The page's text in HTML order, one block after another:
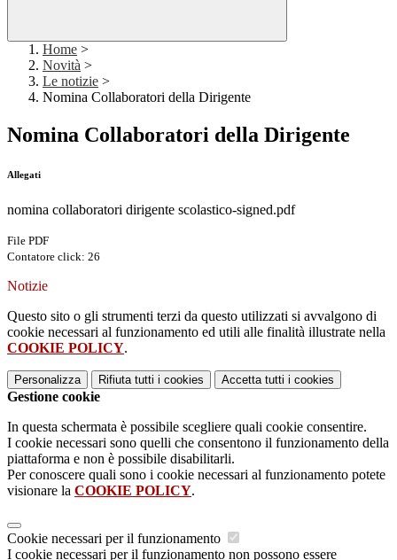
Home >
Novità >
Le notizie >
Nomina Collaboratori della Dirigente
Nomina Collaboratori della Dirigente
Allegati
nomina collaboratori dirigente scolastico-signed.pdf
File PDF
Contatore click: 26
Notizie
Questo sito o gli strumenti terzi da questo utilizzati si avvalgono di
cookie necessari al funzionamento ed utili alle finalità illustrate nella
COOKIE POLICY.
Personalizza Rifiuta tutti i cookies Accetta tutti i cookies
Gestione cookie
In questa schermata è possibile scegliere quali cookie consentire.
I cookie necessari sono quelli che consentono il funzionamento della
piattaforma e non è possibile disabilitarli.
Per conoscere quali sono i cookie necessari al funzionamento potete
visionare la COOKIE POLICY.
Cookie necessari per il funzionamento
I cookie necessari per il funzionamento non possono essere